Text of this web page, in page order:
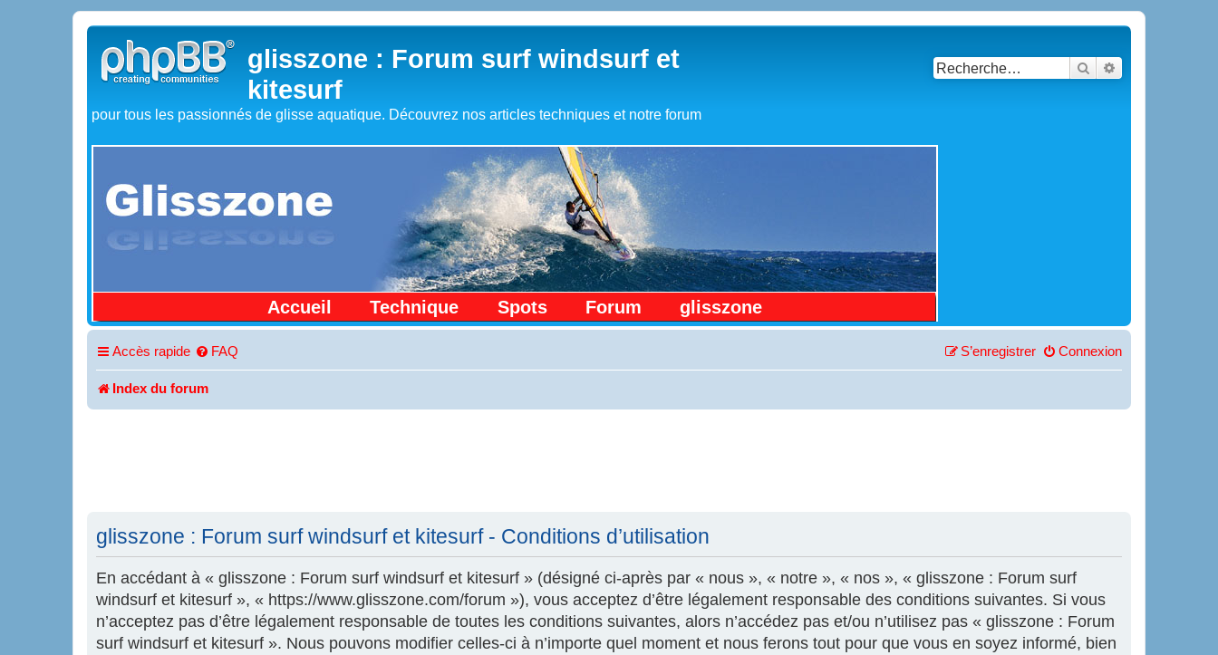
glisszone : Forum surf windsurf et
kitesurf
pour tous les passionnés de glisse aquatique. Découvrez nos articles techniques et notre forum
Accueil Technique Spots Forum glisszone
Rechercher
Accès rapide FAQ Connexion
S’enregistrer
Index du forum
glisszone : Forum surf windsurf et kitesurf - Conditions d’utilisation
En accédant à « glisszone : Forum surf windsurf et kitesurf » (désigné ci-après par « nous », « notre », « nos », « glisszone : Forum surf
windsurf et kitesurf », « https://www.glisszone.com/forum »), vous acceptez d’être légalement responsable des conditions suivantes. Si vous
n’acceptez pas d’être légalement responsable de toutes les conditions suivantes, alors n’accédez pas et/ou n’utilisez pas « glisszone : Forum
surf windsurf et kitesurf ». Nous pouvons modifier celles-ci à n’importe quel moment et nous ferons tout pour que vous en soyez informé, bien